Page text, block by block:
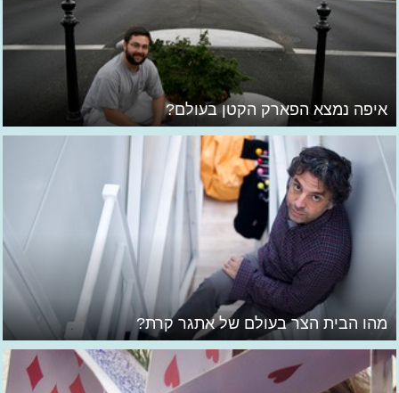
איפה נמצא הפארק הקטן בעולם?
מהו הבית הצר בעולם של אתגר קרת?